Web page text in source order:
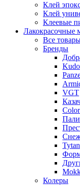
Клей
Клей
Клеевые
Лакокрасочные
Все
Бренды
Kudo
VGT
Tytan
Колеры